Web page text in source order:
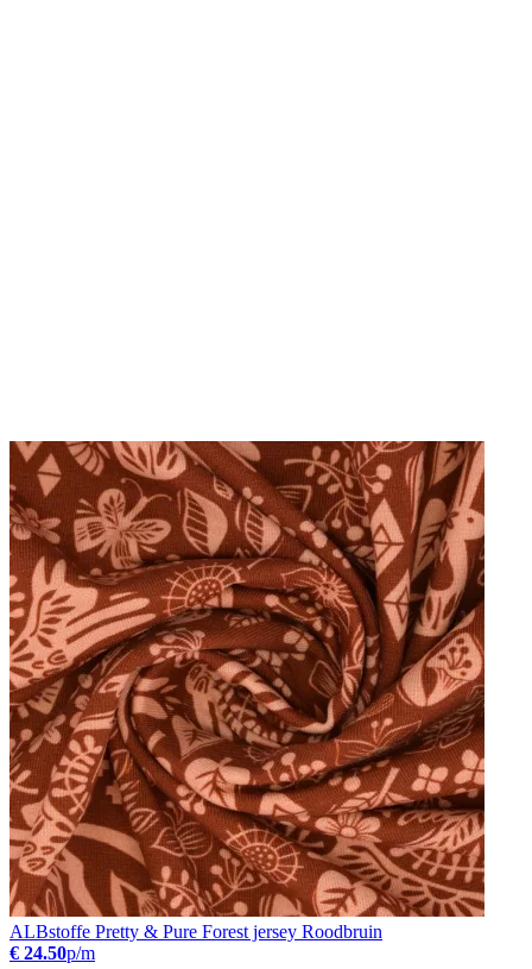
ALBstoffe Pretty & Pure Forest jersey Roodbruin
€ 24.50p/m